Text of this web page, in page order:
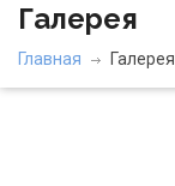
Галерея
Главная Галерея